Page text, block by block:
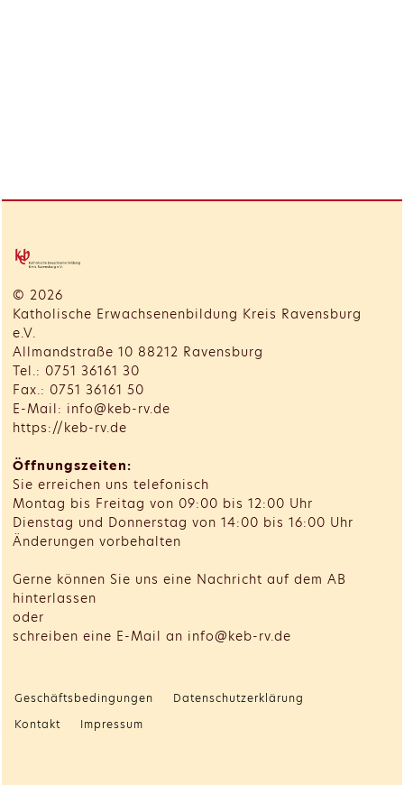
© 2026
Katholische Erwachsenenbildung Kreis Ravensburg
e.V.
Allmandstraße 10 88212 Ravensburg
Tel.: 0751 36161 30
Fax.: 0751 36161 50
E-Mail: info@keb-rv.de
https://keb-rv.de
Öffnungszeiten:
Sie erreichen uns telefonisch
Montag bis Freitag von 09:00 bis 12:00 Uhr
Dienstag und Donnerstag von 14:00 bis 16:00 Uhr
Änderungen vorbehalten
Gerne können Sie uns eine Nachricht auf dem AB
hinterlassen
oder
schreiben eine E-Mail an info@keb-rv.de
Geschäftsbedingungen
Datenschutzerklärung
Kontakt
Impressum